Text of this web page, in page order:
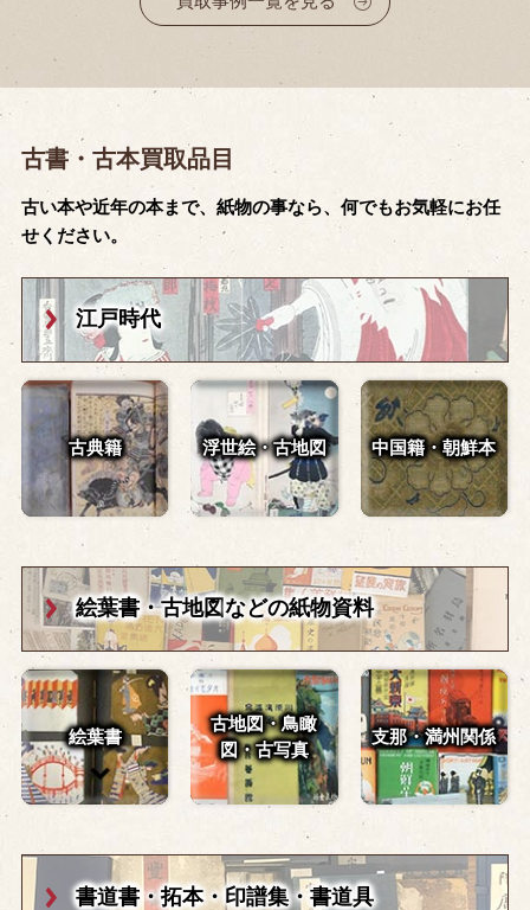
古書・古本買取品目
古い本や近年の本まで、紙物の事なら、何でもお気軽にお任
せください。
江戸時代
古典籍 浮世絵・古地図 中国籍・朝鮮本
絵葉書・古地図などの紙物資料
絵葉書
古地図・鳥瞰
図・古写真
支那・満州関係
書道書・拓本・ 印譜集・書道具